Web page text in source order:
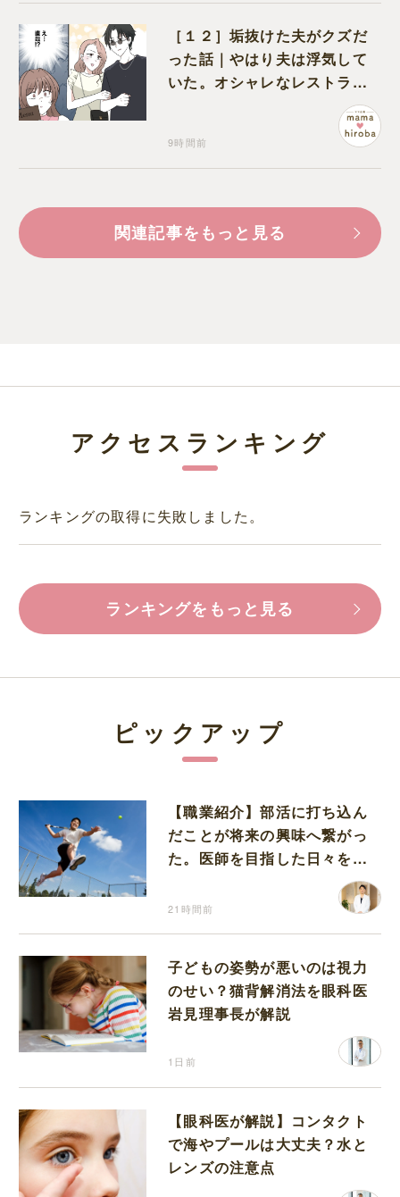
［１２］垢抜けた夫がクズだ
った話｜やはり夫は浮気して
いた。オシャレなレストラン
9時間前
関連記事をもっと見る
アクセスランキング
ランキングの取得に失敗しました。
ランキングをもっと見る
ピックアップ
【職業紹介】部活に打ち込ん
だことが将来の興味へ繋がっ
た。医師を目指した日々を振
21時間前
子どもの姿勢が悪いのは視力
のせい？猫背解消法を眼科医
岩見理事長が解説
1日前
【眼科医が解説】コンタクト
で海やプールは大丈夫？水と
レンズの注意点